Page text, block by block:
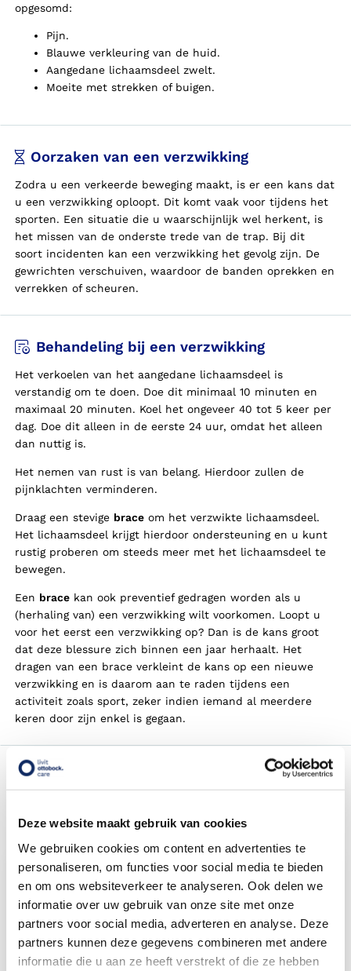
Deze website maakt gebruik van cookies
We gebruiken cookies om content en advertenties te
personaliseren, om functies voor social media te bieden
en om ons websiteverkeer te analyseren. Ook delen we
informatie over uw gebruik van onze site met onze
partners voor social media, adverteren en analyse. Deze
partners kunnen deze gegevens combineren met andere
informatie die u aan ze heeft verstrekt of die ze hebben
opgesomd:
Pijn.
Blauwe verkleuring van de huid.
Aangedane lichaamsdeel zwelt.
Moeite met strekken of buigen.
Oorzaken van een verzwikking
Zodra u een verkeerde beweging maakt, is er een kans dat
u een verzwikking oploopt. Dit komt vaak voor tijdens het
sporten. Een situatie die u waarschijnlijk wel herkent, is
het missen van de onderste trede van de trap. Bij dit
soort incidenten kan een verzwikking het gevolg zijn. De
gewrichten verschuiven, waardoor de banden oprekken en
verrekken of scheuren.
Behandeling bij een verzwikking
Het verkoelen van het aangedane lichaamsdeel is
verstandig om te doen. Doe dit minimaal 10 minuten en
maximaal 20 minuten. Koel het ongeveer 40 tot 5 keer per
dag. Doe dit alleen in de eerste 24 uur, omdat het alleen
dan nuttig is.
Het nemen van rust is van belang. Hierdoor zullen de
pijnklachten verminderen.
Draag een stevige brace om het verzwikte lichaamsdeel.
Het lichaamsdeel krijgt hierdoor ondersteuning en u kunt
rustig proberen om steeds meer met het lichaamsdeel te
bewegen.
Een brace kan ook preventief gedragen worden als u
(herhaling van) een verzwikking wilt voorkomen. Loopt u
voor het eerst een verzwikking op? Dan is de kans groot
dat deze blessure zich binnen een jaar herhaalt. Het
dragen van een brace verkleint de kans op een nieuwe
verzwikking en is daarom aan te raden tijdens een
activiteit zoals sport, zeker indien iemand al meerdere
keren door zijn enkel is gegaan.
Welke producten kunnen helpen
Een greep aan relevante hulpmiddelen
Enkelbrace kopen